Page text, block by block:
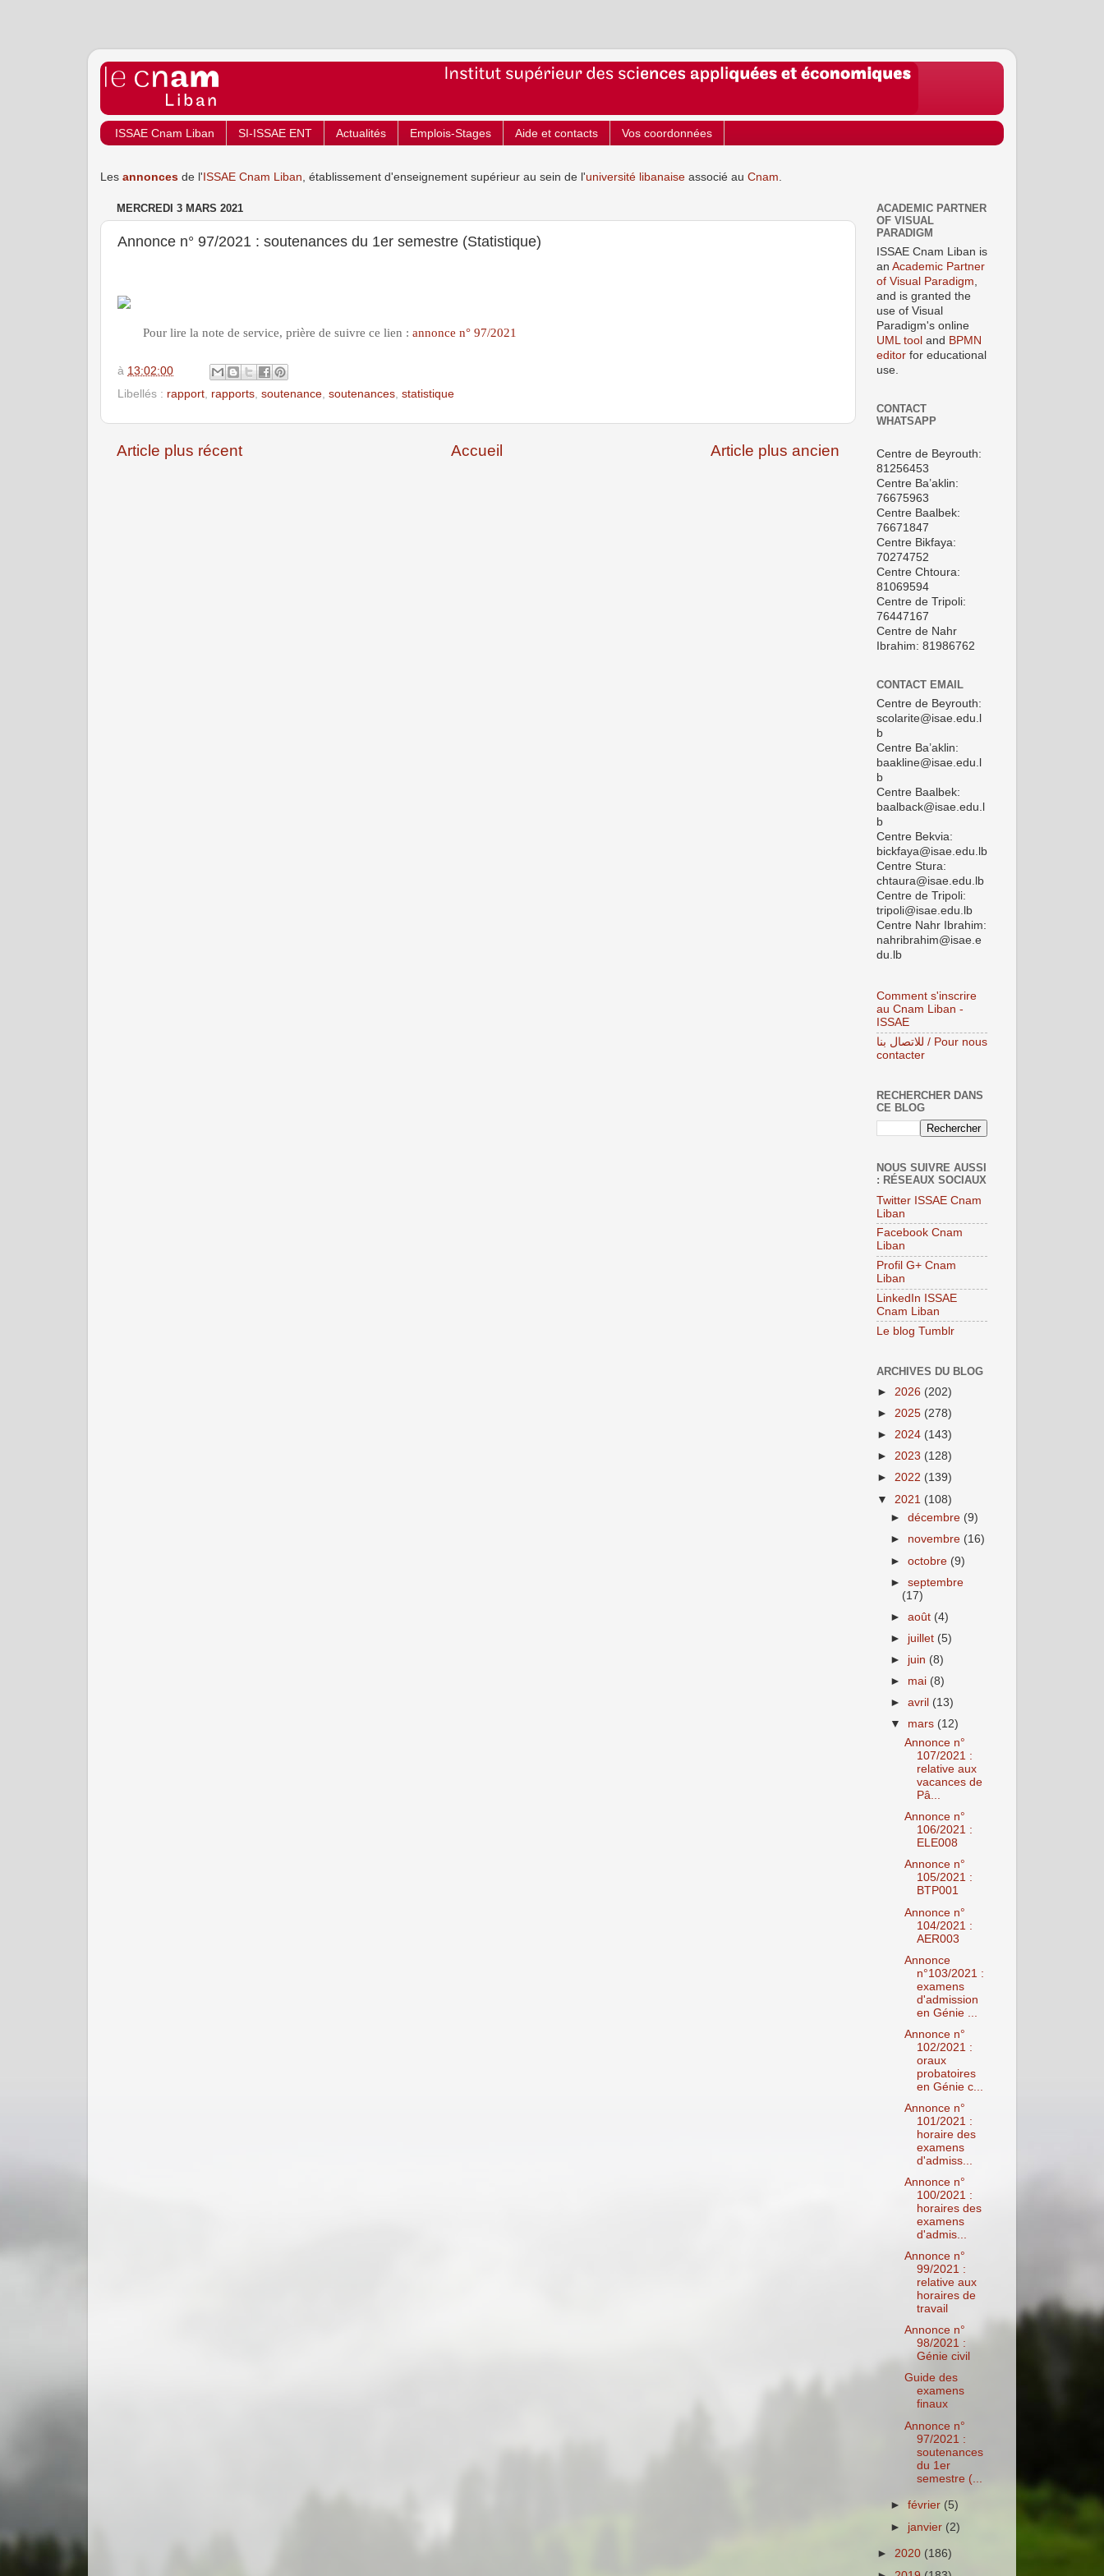
ISSAE Cnam Liban SI-ISSAE ENT Actualités Emplois-Stages Aide et contacts Vos coordonnées
Les annonces de l' ISSAE Cnam Liban , établissement d'enseignement supérieur au sein de l'université libanaise associé au Cnam
MERCREDI 3 MARS 2021
Annonce n° 97/2021 : soutenances du 1er semestre (Statistique)
Pour lire la note de service, prière de suivre ce lien : annonce n° 97/2021
à 13:02:00
Libellés : rapport, rapports, soutenance, soutenances, statistique
Article plus récent Article plus ancien
Accueil
ACADEMIC PARTNER
OF VISUAL
PARADIGM
ISSAE Cnam Liban is
an Academic Partner
of Visual Paradigm
and is granted the
use of Visual
Paradigm's online
UML tool and BPMN
editor for educational
use.
CONTACT
WHATSAPP
Centre de Beyrouth:
81256453
Centre Ba’aklin:
76675963
Centre Baalbek:
76671847
Centre Bikfaya:
70274752
Centre Chtoura:
81069594
Centre de Tripoli:
76447167
Centre de Nahr
Ibrahim: 81986762
CONTACT EMAIL
Centre de Beyrouth:
scolarite@isae.edu.l
b
Centre Ba’aklin:
baakline@isae.edu.l
b
Centre Baalbek:
baalback@isae.edu.l
b
Centre Bekvia:
bickfaya@isae.edu.lb
Centre Stura:
chtaura@isae.edu.lb
Centre de Tripoli:
tripoli@isae.edu.lb
Centre Nahr Ibrahim:
nahribrahim@isae.e
du.lb
Comment s'inscrire
au Cnam Liban -
ISSAE
للاتصال بنا / Pour nous
contacter
RECHERCHER DANS
CE BLOG
NOUS SUIVRE AUSSI
: RÉSEAUX SOCIAUX
Twitter ISSAE Cnam
Liban
Facebook Cnam
Liban
Profil G+ Cnam
Liban
LinkedIn ISSAE
Cnam Liban
Le blog Tumblr
ARCHIVES DU BLOG
► 2026 (202)
► 2025 (278)
► 2024 (143)
► 2023 (128)
► 2022 (139)
▼ 2021 (108)
►décembre (9)
► novembre (16)
►octobre (9)
►septembre
(17)
►août (4)
► juillet (5)
► juin (8)
► mai (8)
►avril (13)
▼ mars (12)
Annonce n°
107/2021 :
relative aux
vacances de
Pâ...
Annonce n°
106/2021 :
ELE008
Annonce n°
105/2021 :
BTP001
Annonce n°
104/2021 :
AER003
Annonce
n°103/2021 :
examens
d'admission
en Génie ...
Annonce n°
102/2021 :
oraux
probatoires
en Génie c...
Annonce n°
101/2021 :
horaire des
examens
d'admiss...
Annonce n°
100/2021 :
horaires des
examens
d'admis...
Annonce n°
99/2021 :
relative aux
horaires de
travail
Annonce n°
98/2021 :
Génie civil
Guide des
examens
finaux
Annonce n°
97/2021 :
soutenances
du 1er
semestre (...
►février (5)
► janvier (2)
► 2020 (186)